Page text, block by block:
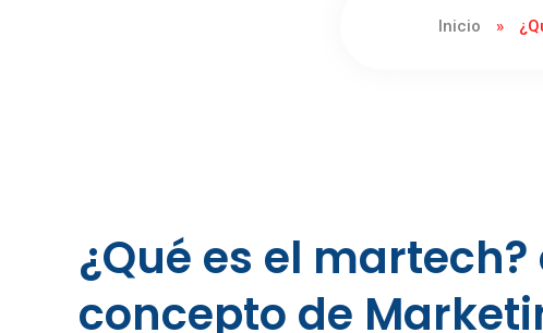
Inicio »
¿Qué es el
concepto de